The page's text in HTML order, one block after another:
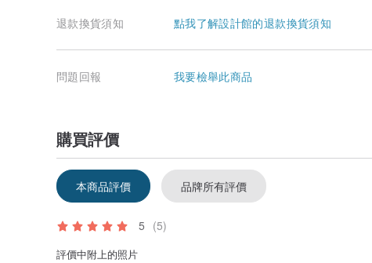
退款換貨須知 點我了解設計館的退款換貨須知
問題回報 我要檢舉此商品
購買評價
本商品評價 品牌所有評價
5 (5)
評價中附上的照片